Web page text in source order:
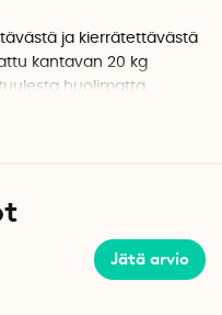
ja kierrätettävästä
kantavan 20 kg
huolimatta.
Jätä arvio